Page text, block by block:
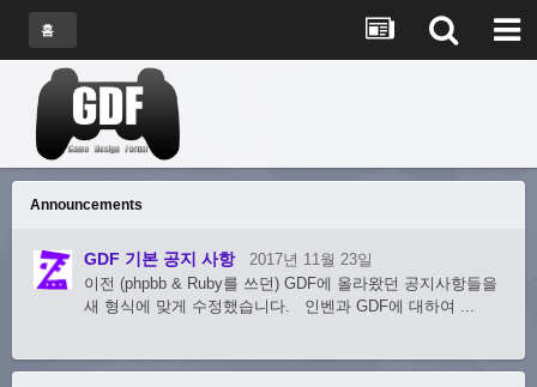
홈
Announcements
GDF 기본 공지 사항
2017년 11월 23일
이전 (phpbb & Ruby를 쓰던) GDF에 올라왔던 공지사항들을
새 형식에 맞게 수정했습니다. 인벤과 GDF에 대하여 ...